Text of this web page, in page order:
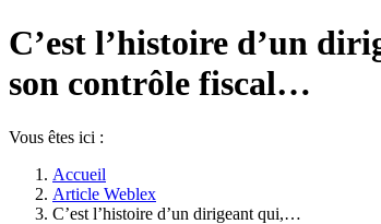
C’est l’histoire d’un
son contrôle fiscal…
Vous êtes ici :
Accueil
Article Weblex
C’est l’histoire d’un dirigeant qui,…